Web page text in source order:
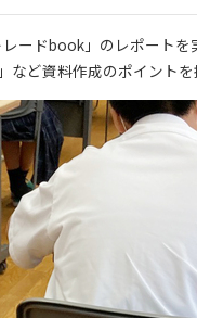
ードbook」のレポートを
ど資料作成のポイントを